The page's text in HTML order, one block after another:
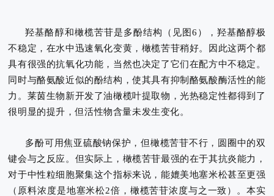
羟基酪醇和橄榄苦苷是多酚结构（见图6），羟基酪醇极
不稳定，在水中迅速氧化变黄，橄榄苦苷稍好。因此这两个都
具有很强的抗氧化功能，当然也决定了它们在配方中不稳定。
同时与酪氨酸近似的酚结构，使其具有抑制酪氨酸酶活性的能
力。 莱茵生物新开发了油橄榄叶提取物，光热稳定性都得到了
很明显的提升，但活性物含量未发生变化。
多酚可用焦亚硫酸钠保护，但橄榄苦苷不行，圆圈中的双
键会与之反应。 但实际上，橄榄苦苷最强的在于其抗炎能力，
对于中性粒细胞聚集这个指标来说，能媲美地塞米松甚至更强
（原料浓度是地塞米松2倍，橄榄苦苷浓度与之一致）。本实